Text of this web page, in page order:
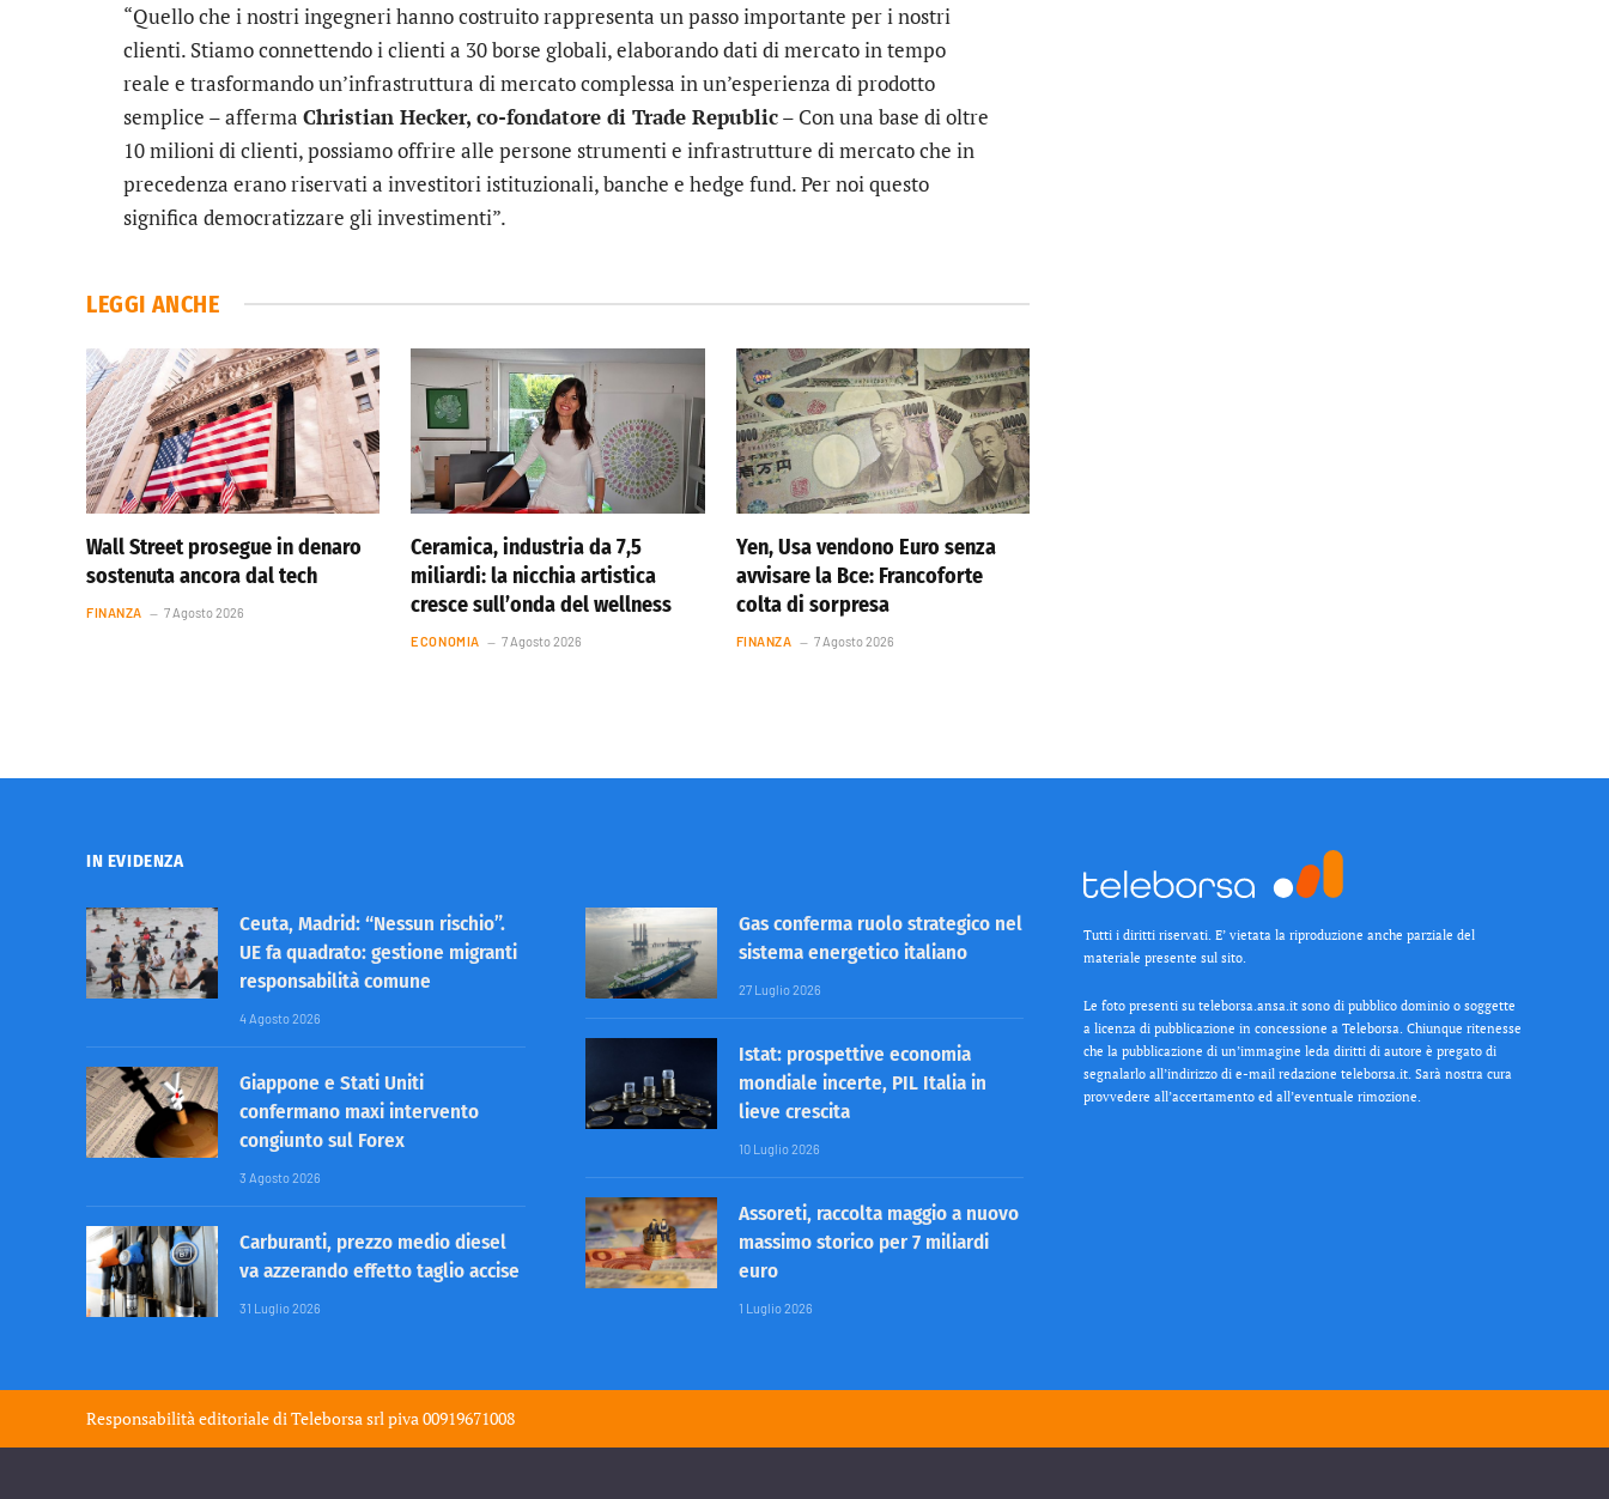
“Quello che i nostri ingegneri hanno costruito rappresenta un passo importante per i nostri
clienti. Stiamo connettendo i clienti a 30 borse globali, elaborando dati di mercato in tempo
reale e trasformando un’infrastruttura di mercato complessa in un’esperienza di prodotto
semplice – afferma Christian Hecker, co-fondatore di Trade Republic– Con una base di oltre
10 milioni di clienti, possiamo offrire alle persone strumenti e infrastrutture di mercato che in
precedenza erano riservati a investitori istituzionali, banche e hedge fund. Per noi questo
significa democratizzare gli investimenti”.
LEGGI ANCHE
Wall Street prosegue in denaro
sostenuta ancora dal tech
FINANZA 7 Agosto 2026
Ceramica, industria da 7,5
miliardi: la nicchia artistica
cresce sull’onda del wellness
ECONOMIA 7 Agosto 2026
Yen, Usa vendono Euro senza
avvisare la Bce: Francoforte
colta di sorpresa
FINANZA 7 Agosto 2026
IN EVIDENZA
Ceuta, Madrid: “Nessun rischio”.
UE fa quadrato: gestione migranti
responsabilità comune
4 Agosto 2026
Giappone e Stati Uniti
confermano maxi intervento
congiunto sul Forex
3 Agosto 2026
Carburanti, prezzo medio diesel
va azzerando effetto taglio accise
31 Luglio 2026
Gas conferma ruolo strategico nel
sistema energetico italiano
27 Luglio 2026
Istat: prospettive economia
mondiale incerte, PIL Italia in
lieve crescita
10 Luglio 2026
Assoreti, raccolta maggio a nuovo
massimo storico per 7 miliardi
euro
1 Luglio 2026
Tutti i diritti riservati. E’ vietata la riproduzione anche parziale del
materiale presente sul sito.
Le foto presenti su teleborsa.ansa.it sono di pubblico dominio o soggette
a licenza di pubblicazione in concessione a Teleborsa. Chiunque ritenesse
che la pubblicazione di un’immagine leda diritti di autore è pregato di
segnalarlo all’indirizzo di e-mail redazione teleborsa.it. Sarà nostra cura
provvedere all’accertamento ed all’eventuale rimozione.
Responsabilità editoriale diTeleborsa srlpiva 00919671008